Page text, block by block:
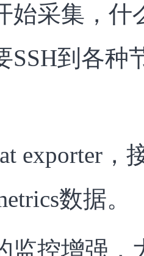
始采集，什
SSH到各种
exporter，
数据。
监控增强，